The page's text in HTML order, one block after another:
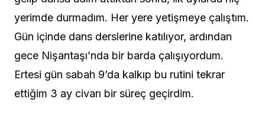
yerimde durmadım. Her yere yetişmeye çalıştım.
Gün içinde dans derslerine katılıyor, ardından
gece Nişantaşı’nda bir barda çalışıyordum.
Ertesi gün sabah 9’da kalkıp bu rutini tekrar
ettiğim 3 ay civarı bir süreç geçirdim.